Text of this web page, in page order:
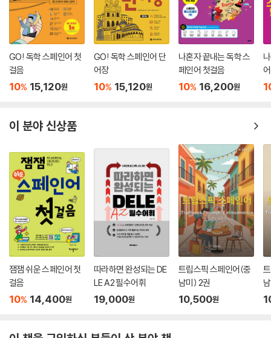
GO! 독학 스페인어 첫
걸음
10% 15,120원
GO! 독학 스페인어 단
어장
10% 15,120원
나혼자 끝내는 독학 스
페인어 첫걸음
10% 16,200원
이 분야 신상품
잼잼 쉬운 스페인어 첫
걸음
10% 14,400원
따라하면 완성되는 DE
LE A2 필수어휘
19,000원
트립스픽 스페인어(중
남미) 2권
10,500원